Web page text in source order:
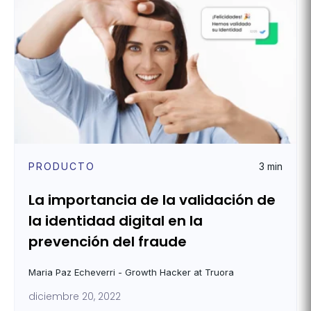
PRODUCTO 3 min
La importancia de la validación de
la identidad digital en la
prevención del fraude
Maria Paz Echeverri - Growth Hacker at Truora
diciembre 20, 2022